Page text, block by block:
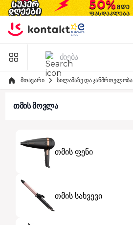
Skip to Content
მთავარი სილამაზე და ჯანმრთელობა
თმის მოვლა
თმის ფენი
თმის სახვევი